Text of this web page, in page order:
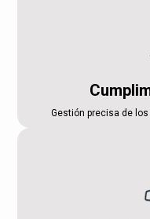
Gestión precisa de